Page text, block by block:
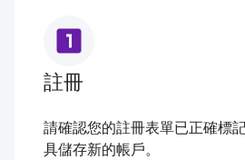
looks_one
註冊
請確認您的註冊表單已正確標
具儲存新的帳戶。